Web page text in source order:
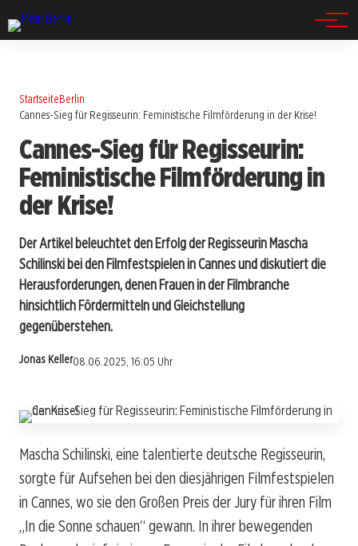
StartseiteBerlin
Cannes-Sieg für Regisseurin: Feministische Filmförderung in der Krise!
Cannes-Sieg für Regisseurin:
Feministische Filmförderung in
der Krise!
Der Artikel beleuchtet den Erfolg der Regisseurin Mascha
Schilinski bei den Filmfestspielen in Cannes und diskutiert die
Herausforderungen, denen Frauen in der Filmbranche
hinsichtlich Fördermitteln und Gleichstellung
gegenüberstehen.
Jonas Keller08.06.2025, 16:05 Uhr
Mascha Schilinski, eine talentierte deutsche Regisseurin,
sorgte für Aufsehen bei den diesjährigen Filmfestspielen
in Cannes, wo sie den Großen Preis der Jury für ihren Film
„In die Sonne schauen“ gewann. In ihrer bewegenden